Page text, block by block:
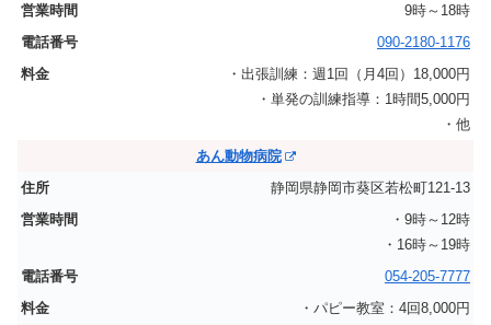
9時～18時
090-2180-1176
・出張訓練：週1回（月4回）18,000円
・単発の訓練指導：1時間5,000円
・他
あん動物病院
静岡県静岡市葵区若松町121-13
・9時～12時
・16時～19時
054-205-7777
・パピー教室：4回8,000円